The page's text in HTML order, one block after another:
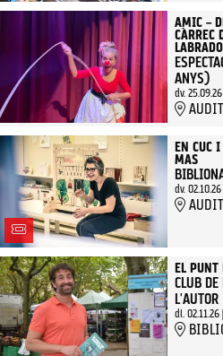
AMIC –
CÀRREC
ANYS)
dv. 25.09.26|
EN CUC I
MAS
dv. 02.10.26|
EL
CLUB DE
L'AUTOR
dl. 02.11.26|